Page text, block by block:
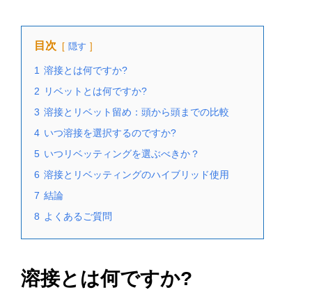
目次 隠す
1 溶接とは何ですか?
2
リベットとは何ですか?
3 溶接とリベット留め：頭から頭までの比較
4 いつ溶接を選択するのですか?
5 いつリベッティングを選ぶべきか？
6 溶接とリベッティングのハイブリッド使用
7 結論
8 よくあるご質問
溶接とは何ですか?